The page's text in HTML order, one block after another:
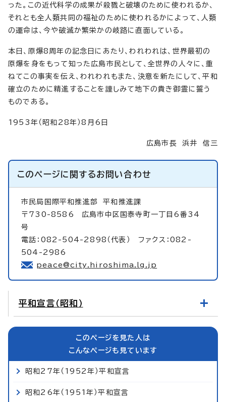
った。この近代科学の成果が殺戮と破壊のために使われるか、
それとも全人類共同の福祉のために使われるかによって、人類
の運命は、今や破滅か繁栄かの岐路に直面している。
本日、原爆8周年の記念日にあたり、われわれは、世界最初の
原爆を身をもって知った広島市民として、全世界の人々に、重
ねてこの事実を伝え、われわれもまた、決意を新たにして、平和
確立のために精進することを謹しみて地下の貴き御霊に誓う
ものである。
1953年（昭和28年）8月6日
広島市長 浜井 信三
このページに関するお問い合わせ
市民局国際平和推進部平和推進課
〒730-8586 広島市中区国泰寺町一丁目6番34
号
電話：082-504-2898（代表） ファクス：082-
504-2986
peace@city.hiroshima.lg.jp
平和宣言（昭和）
このページを見た人は
こんなページも見ています
昭和27年（1952年）平和宣言
昭和26年（1951年）平和宣言